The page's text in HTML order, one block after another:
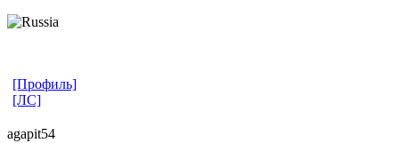
[Профиль]
[ЛС]
agapit54